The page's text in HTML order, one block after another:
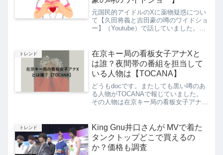
元国民的アイドルのXに薬物疑惑につい
て【久田将義と吉田豪の噂のワイドショ
ー】（Youtube）で話していました。久
す。ネットでは前の記事に書いた元国民
的アイドルAでは...
トレンド
在京キー局の看板女子アナXと
は誰？夜間帯の番組を担当して
いる人物は【TOCANA】
どうもdocです。またしても黒い噂のあ
る人物がTOCANAで報じていました。
その人物は在京キー局の看板女子アナX
当なら大スクープになりますね。数々の
黒い噂について報じてき...
トレンド
King Gnu井口さんが MVで着た
タンクトップどこで買えるの
か？価格も調査